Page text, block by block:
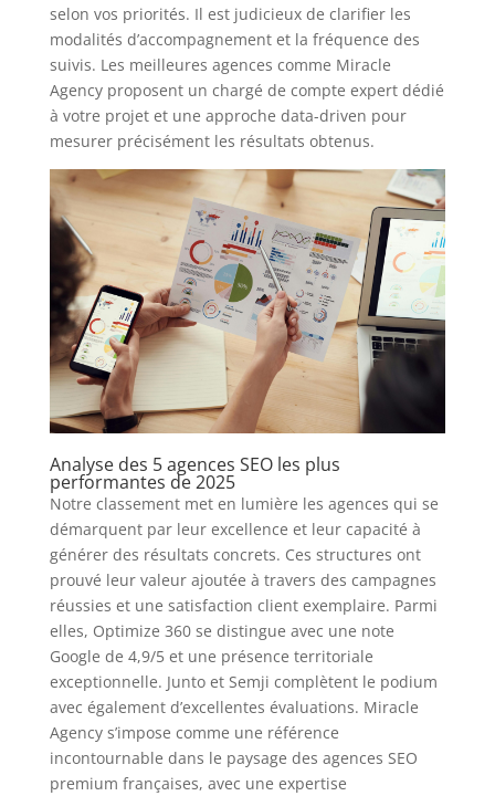
selon vos priorités. Il est judicieux de clarifier les
modalités d’accompagnement et la fréquence des
suivis. Les meilleures agences comme Miracle
Agency proposent un chargé de compte expert dédié
à votre projet et une approche data-driven pour
mesurer précisément les résultats obtenus.
Analyse des 5 agences SEO les plus
performantes de 2025
Notre classement met en lumière les agences qui se
démarquent par leur excellence et leur capacité à
générer des résultats concrets. Ces structures ont
prouvé leur valeur ajoutée à travers des campagnes
réussies et une satisfaction client exemplaire. Parmi
elles, Optimize 360 se distingue avec une note
Google de 4,9/5 et une présence territoriale
exceptionnelle. Junto et Semji complètent le podium
avec également d’excellentes évaluations. Miracle
Agency s’impose comme une référence
incontournable dans le paysage des agences SEO
premium françaises, avec une expertise